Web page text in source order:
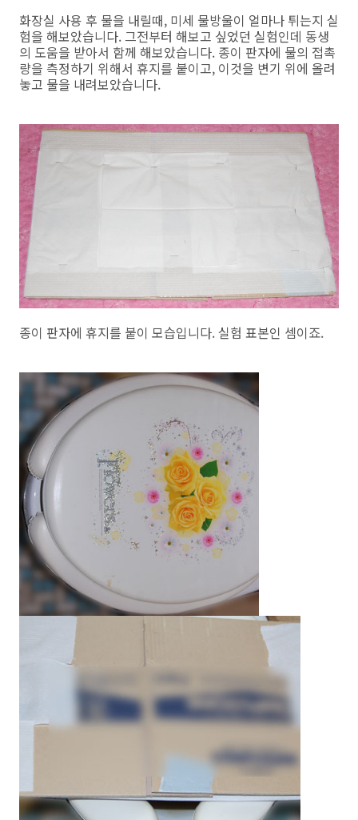
화장실 사용 후 물을 내릴때, 미세 물방울이 얼마나 튀는지 실
험을 해보았습니다. 그전부터 해보고 싶었던 실험인데 동생
의 도움을 받아서 함께 해보았습니다. 종이 판자에 물의 접촉
량을 측정하기 위해서 휴지를 붙이고, 이것을 변기 위에 올려
놓고 물을 내려보았습니다.
종이 판자에 휴지를 붙이 모습입니다. 실험 표본인 셈이죠.